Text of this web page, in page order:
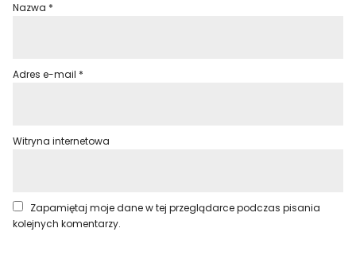
Nazwa *
Adres e-mail *
Witryna internetowa
Zapamiętaj moje dane w tej przeglądarce podczas pisania
kolejnych komentarzy.